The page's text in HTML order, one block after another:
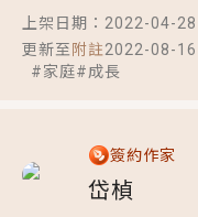
BL｜《費洛蒙中
法抗拒的吸引力
OMG你嚇到我了
言情｜《國語推
法改變的永恆，
短劇原著｜《離
上架日期： 2022-04-28
更新至 附註2022-08-16
#家庭#成長
簽約作家
岱楨